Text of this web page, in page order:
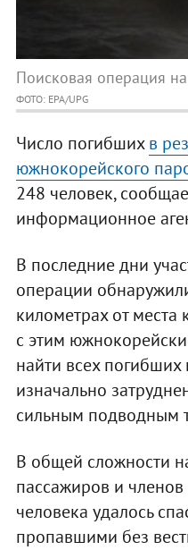
Поисковая операция
ФОТО: EPA/UPG
Число погибшихв
южнокорейского
248 человек,
информационное
В последние дни
операции
километрах от места
с этим
найти всех погибших
изначально
сильным подводным
В общей сложности
пассажиров и
человека удалось
пропавшими без